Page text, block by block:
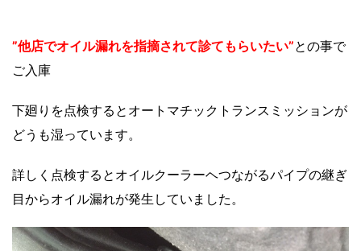
”他店でオイル漏れを指摘されて診てもらいたい”との事で
ご入庫
下廻りを点検するとオートマチックトランスミッションが
どうも湿っています。
詳しく点検するとオイルクーラーヘつながるパイプの継ぎ
目からオイル漏れが発生していました。